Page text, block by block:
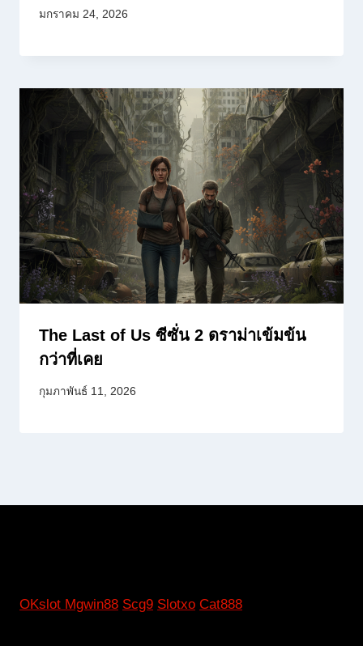
มกราคม 24, 2026
The Last of Us ซีซั่น 2 ดราม่าเข้มข้น
กว่าที่เคย
กุมภาพันธ์ 11, 2026
OKslot Mgwin88 Scg9 Slotxo Cat888